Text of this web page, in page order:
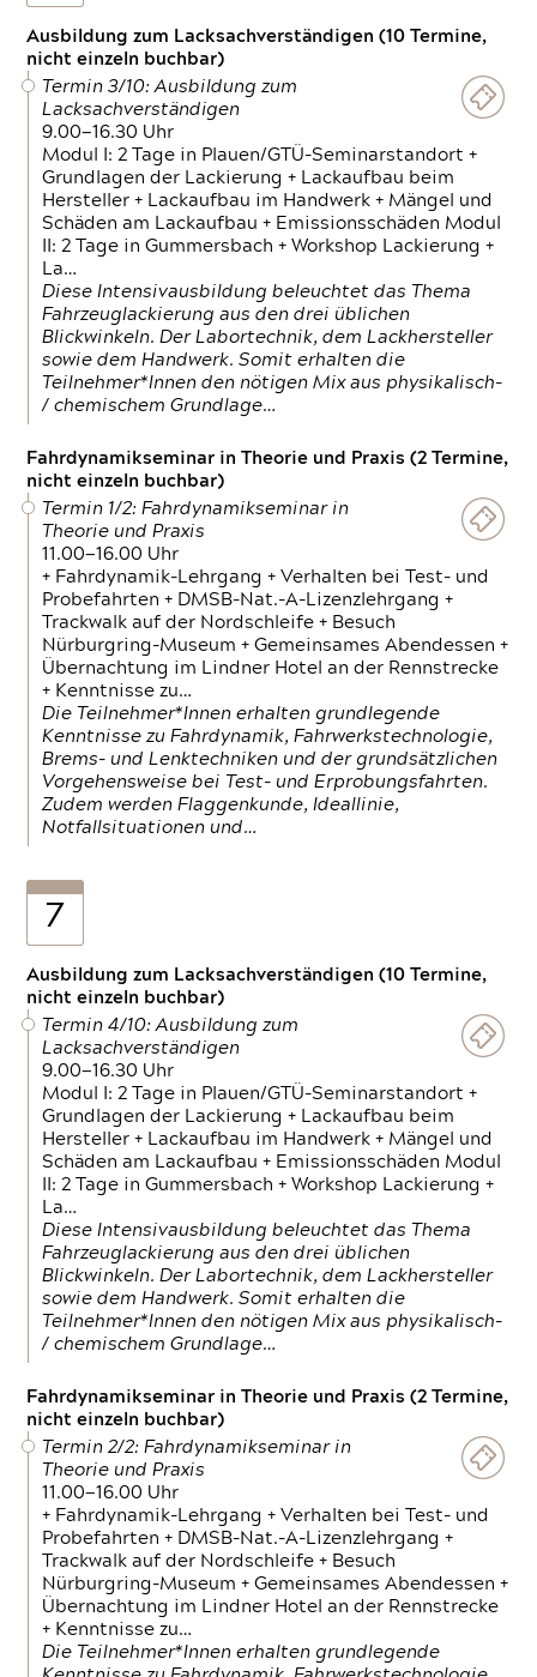
Ausbildung zum Lacksachverständigen (10 Termine,
nicht einzeln buchbar)
Termin 3/10: Ausbildung zum
Lacksachverständigen
9.00—16.30 Uhr
Modul I: 2 Tage in Plauen/GTÜ-Seminarstandort +
Grundlagen der Lackierung + Lackaufbau beim
Hersteller + Lackaufbau im Handwerk + Mängel und
Schäden am Lackaufbau + Emissionsschäden Modul
II: 2 Tage in Gummersbach + Workshop Lackierung +
La…
Diese Intensivausbildung beleuchtet das Thema
Fahrzeuglackierung aus den drei üblichen
Blickwinkeln. Der Labortechnik, dem Lackhersteller
sowie dem Handwerk. Somit erhalten die
Teilnehmer*Innen den nötigen Mix aus physikalisch-
/ chemischem Grundlage…
Fahrdynamikseminar in Theorie und Praxis (2 Termine,
nicht einzeln buchbar)
Termin 1/2: Fahrdynamikseminar in
Theorie und Praxis
11.00—16.00 Uhr
+ Fahrdynamik-Lehrgang + Verhalten bei Test- und
Probefahrten + DMSB-Nat.-A-Lizenzlehrgang +
Trackwalk auf der Nordschleife + Besuch
Nürburgring-Museum + Gemeinsames Abendessen +
Übernachtung im Lindner Hotel an der Rennstrecke
+ Kenntnisse zu…
Die Teilnehmer*Innen erhalten grundlegende
Kenntnisse zu Fahrdynamik, Fahrwerkstechnologie,
Brems- und Lenktechniken und der grundsätzlichen
Vorgehensweise bei Test- und Erprobungsfahrten.
Zudem werden Flaggenkunde, Ideallinie,
Notfallsituationen und…
7
Ausbildung zum Lacksachverständigen (10 Termine,
nicht einzeln buchbar)
Termin 4/10: Ausbildung zum
Lacksachverständigen
9.00—16.30 Uhr
Modul I: 2 Tage in Plauen/GTÜ-Seminarstandort +
Grundlagen der Lackierung + Lackaufbau beim
Hersteller + Lackaufbau im Handwerk + Mängel und
Schäden am Lackaufbau + Emissionsschäden Modul
II: 2 Tage in Gummersbach + Workshop Lackierung +
La…
Diese Intensivausbildung beleuchtet das Thema
Fahrzeuglackierung aus den drei üblichen
Blickwinkeln. Der Labortechnik, dem Lackhersteller
sowie dem Handwerk. Somit erhalten die
Teilnehmer*Innen den nötigen Mix aus physikalisch-
/ chemischem Grundlage…
Fahrdynamikseminar in Theorie und Praxis (2 Termine,
nicht einzeln buchbar)
Termin 2/2: Fahrdynamikseminar in
Theorie und Praxis
11.00—16.00 Uhr
+ Fahrdynamik-Lehrgang + Verhalten bei Test- und
Probefahrten + DMSB-Nat.-A-Lizenzlehrgang +
Trackwalk auf der Nordschleife + Besuch
Nürburgring-Museum + Gemeinsames Abendessen +
Übernachtung im Lindner Hotel an der Rennstrecke
+ Kenntnisse zu…
Die Teilnehmer*Innen erhalten grundlegende